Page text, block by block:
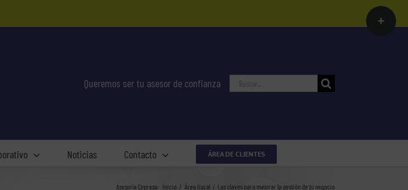
Queremos ser tu asesor de confianza Buscar:
Noticias Contacto ÁREA DE CLIENTES
Asesoría Cepresa: Inicio Área fiscal Las claves para mejorar la gestión de tu negocio
Toggle
Sliding